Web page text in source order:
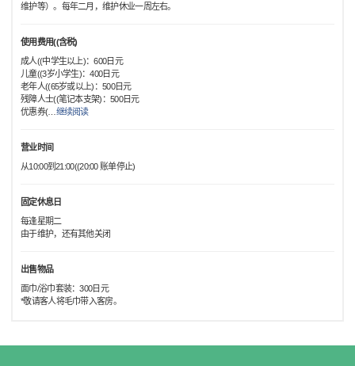
维护等）。每年二月，维护休业一周左右。
使用费用((含税)
成人((中学生以上)：600日元
儿童((3岁小学生)：400日元
老年人((65岁或以上)：500日元
残障人士((笔记本支架)：500日元
优惠券(… 继续阅读
营业时间
从10:00到21:00((20:00 账单停止)
固定休息日
每逢星期二
由于维护，还有其他关闭
出售物品
面巾/浴巾套装：300日元
*敬请客人将毛巾带入客房。